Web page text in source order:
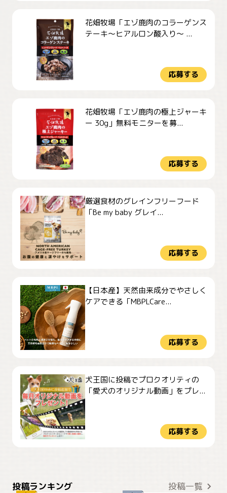
花畑牧場「エゾ鹿肉のコラーゲンス
テーキ～ヒアルロン酸入り～ ...
応募する
花畑牧場「エゾ鹿肉の極上ジャーキ
ー 30g」無料モニターを募...
応募する
厳選食材のグレインフリーフード
「Be my baby グレイ...
応募する
【日本産】天然由来成分でやさしく
ケアできる「MBPLCare...
応募する
犬王国に投稿でプロクオリティの
「愛犬のオリジナル動画」をプレ...
応募する
投稿ランキング 投稿一覧